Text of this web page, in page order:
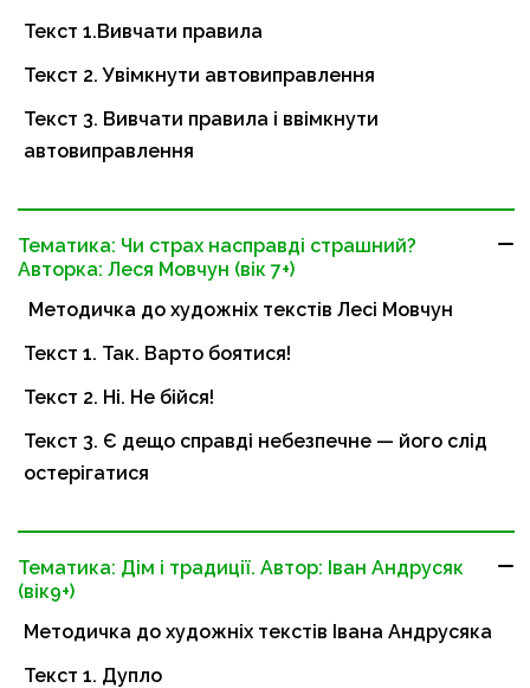
Текст 1.Вивчати правила
Текст 2. Увімкнути автовиправлення
Текст 3. Вивчати правила і ввімкнути
автовиправлення
Тематика: Чи страх насправді страшний?
Авторка: Леся Мовчун (вік 7+)
Методичка до художніх текстів Лесі Мовчун
Текст 1. Так. Варто боятися!
Текст 2. Ні. Не бійся!
Текст 3. Є дещо справді небезпечне — його слід
остерігатися
Тематика: Дім і традиції. Автор: Іван Андрусяк
(вік9+)
Методичка до художніх текстів Івана Андрусяка
Текст 1. Дупло